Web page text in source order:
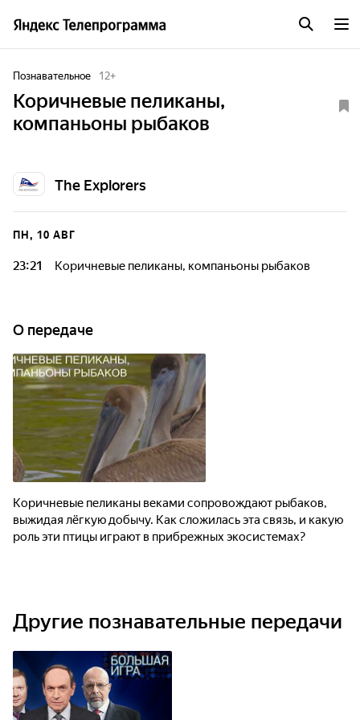
Познавательное 12+
Коричневые пеликаны,
компаньоны рыбаков
The Explorers
ПН, 10 АВГ
23:21 Коричневые пеликаны, компаньоны рыбаков
О передаче
Коричневые пеликаны веками сопровождают рыбаков,
выжидая лёгкую добычу. Как сложилась эта связь, и какую
роль эти птицы играют в прибрежных экосистемах?
Другие познавательные передачи